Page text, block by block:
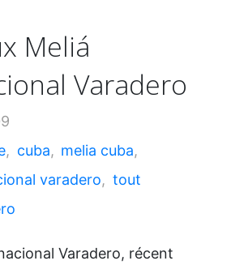
Meliá
Varadero
, cuba, melia cuba,
varadero, tout
Varadero, récent